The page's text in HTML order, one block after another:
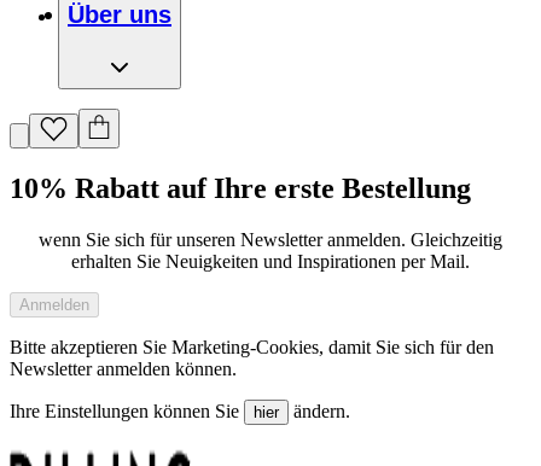
Über uns
10% Rabatt auf Ihre erste Bestellung
wenn Sie sich für unseren Newsletter anmelden. Gleichzeitig
erhalten Sie Neuigkeiten und Inspirationen per Mail.
Anmelden
Bitte akzeptieren Sie Marketing-Cookies, damit Sie sich für den
Newsletter anmelden können.
Ihre Einstellungen können Sie hier ändern.